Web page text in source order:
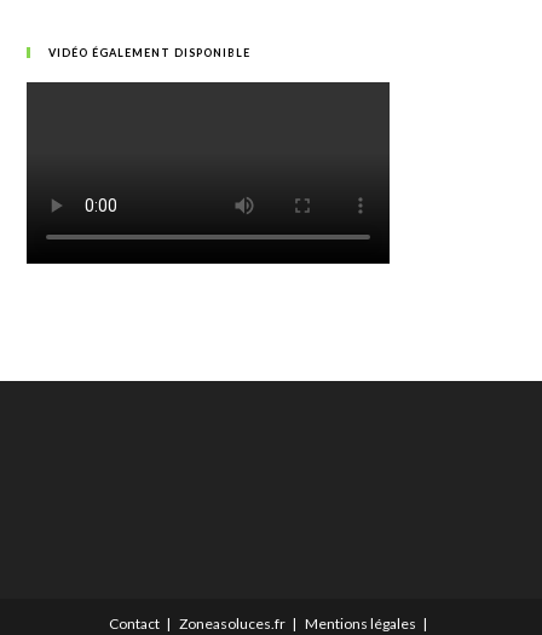
VIDÉO ÉGALEMENT DISPONIBLE
Contact Zoneasoluces.fr Mentions légales